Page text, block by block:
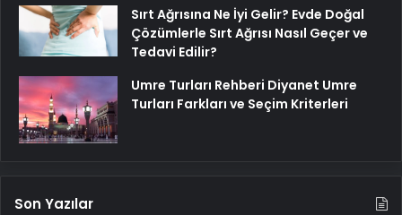
Sırt Ağrısına Ne İyi Gelir? Evde Doğal
Çözümlerle Sırt Ağrısı Nasıl Geçer ve
Tedavi Edilir?
Umre Turları Rehberi Diyanet Umre
Turları Farkları ve Seçim Kriterleri
Son Yazılar